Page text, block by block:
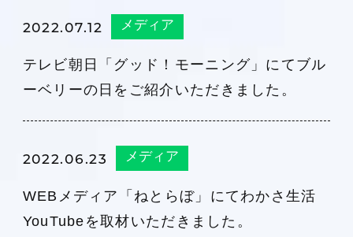
2022.07.12 メディア
テレビ朝日「グッド！モーニング」にてブル
ーベリーの日をご紹介いただきました。
2022.06.23 メディア
WEBメディア「ねとらぼ」にてわかさ生活
YouTubeを取材いただきました。